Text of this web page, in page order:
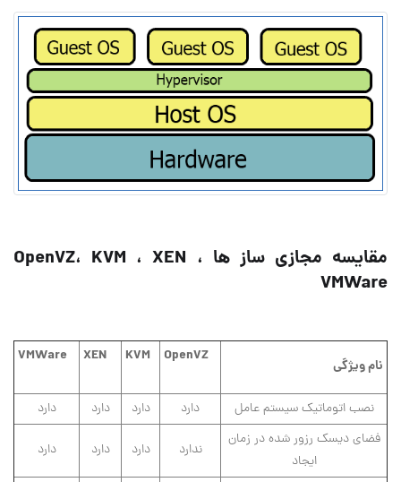
مقایسه مجازی ساز ها OpenVZ، KVM ، XEN ،
VMWare
نام ویژگی
OpenVZ
KVM
XEN
VMWare
نصب اتوماتیک سیستم عامل دارد دارد دارد
دارد
فضای دیسک رزور شده در زمان
ایجاد
ندارد دارد دارد دارد